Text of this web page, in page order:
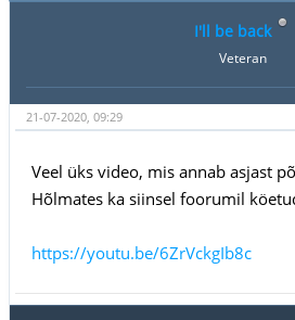
I'll be back
Veteran
21-07-2020, 09:29
Veel üks video, mis annab asjast
Hõlmates ka siinsel foorumil
https://youtu.be/6ZrVckgIb8c